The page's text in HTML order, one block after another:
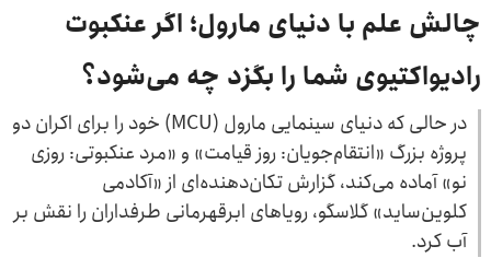
چالش علم با دنیای مارول؛ اگر عنکبوت
رادیواکتیوی شما را بگزد چه می‌شود؟
در حالی که دنیای سینمایی مارول (MCU) خود را برای اکران دو
پروژه بزرگ «انتقام‌جویان: روز قیامت» و «مرد عنکبوتی: روزی
نو» آماده می‌کند، گزارش تکان‌دهنده‌ای از «آکادمی
کلوین‌ساید» گلاسگو، رویاهای ابرقهرمانی طرفداران را نقش بر
آب کرد.